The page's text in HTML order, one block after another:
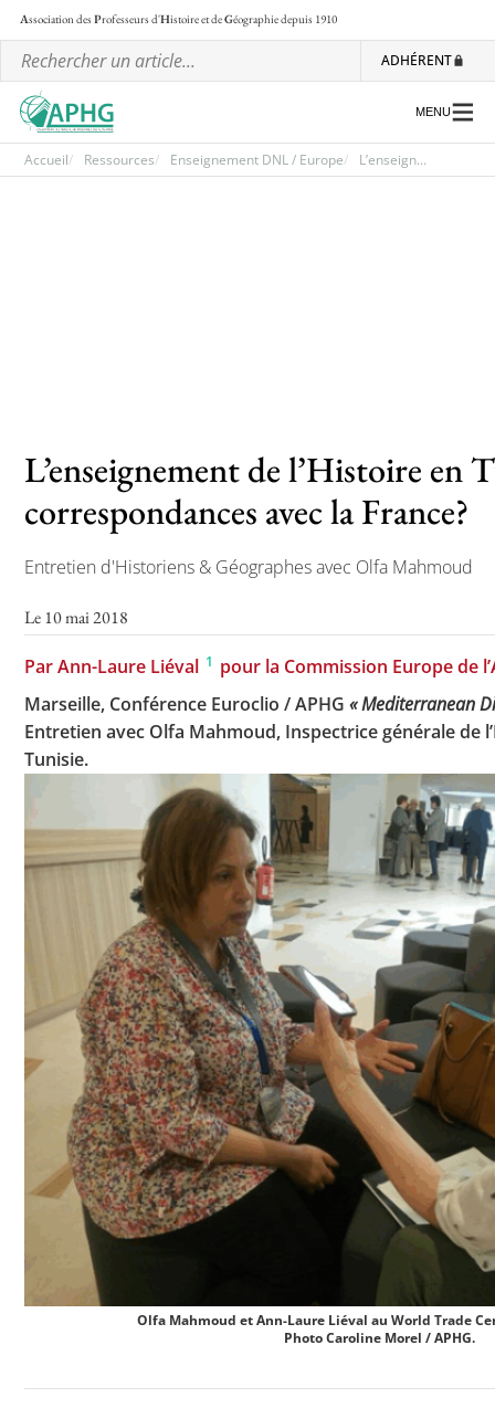
Association desProfesseurs d'Histoire et deGéographiedepuis 1910
ADHÉRENT
Toutes les actualités
Concours de recrutement
Concours scolaires
Critique d’ouvrages publiés
Culture
MENU
Accueil Ressources Enseignement DNL / Europe L’enseign...
L’enseignement de l’Histoire en
correspondances avec la France?
Entretien d'Historiens & Géographes avec Olfa Mahmoud
Le 10 mai 2018
Par Ann-Laure Liéval 1 pour la Commission Europe de
Marseille, Conférence Euroclio / APHG« Mediterranean
Entretien avec Olfa Mahmoud, Inspectrice générale de
Tunisie.
Olfa Mahmoud et Ann-Laure Liéval au World Trade
Photo Caroline Morel / APHG.